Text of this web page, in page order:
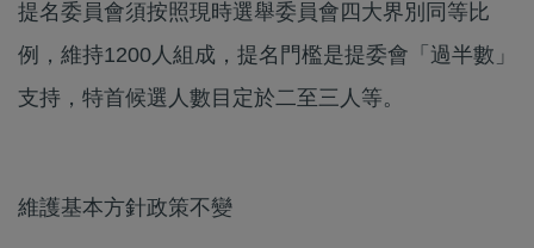
提名委員會須按照現時選舉委員會四大界別同等比
例，維持1200人組成，提名門檻是提委會「過半數」
支持，特首候選人數目定於二至三人等。
維護基本方針政策不變